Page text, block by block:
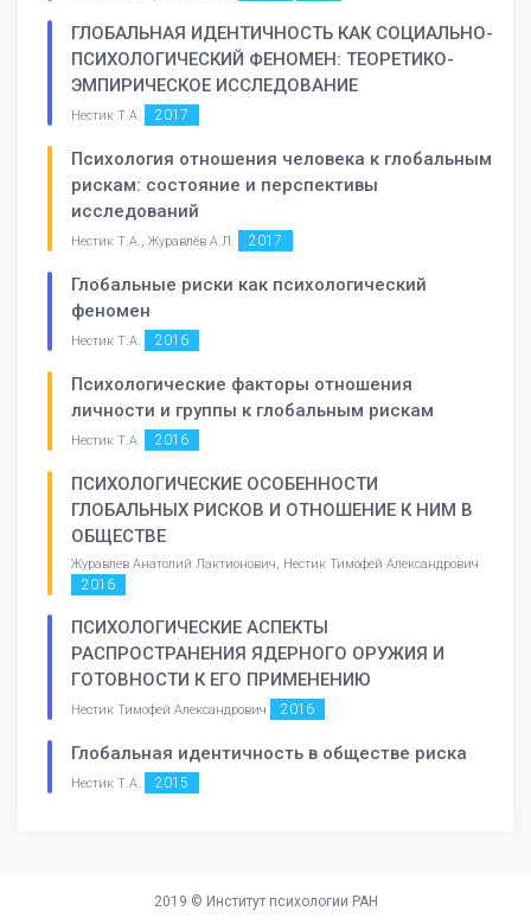
ГЛОБАЛЬНАЯ ИДЕНТИЧНОСТЬ КАК СОЦИАЛЬНО-
ПСИХОЛОГИЧЕСКИЙ ФЕНОМЕН: ТЕОРЕТИКО-
ЭМПИРИЧЕСКОЕ ИССЛЕДОВАНИЕ
Нестик Т.А. 2017
Психология отношения человека к глобальным
рискам: состояние и перспективы
исследований
Нестик Т.А., Журавлёв А.Л. 2017
Глобальные риски как психологический
феномен
Нестик Т.А. 2016
Психологические факторы отношения
личности и группы к глобальным рискам
Нестик Т.А. 2016
ПСИХОЛОГИЧЕСКИЕ ОСОБЕННОСТИ
ГЛОБАЛЬНЫХ РИСКОВ И ОТНОШЕНИЕ К НИМ В
ОБЩЕСТВЕ
Журавлев Анатолий Лактионович, Нестик Тимофей Александрович
2016
ПСИХОЛОГИЧЕСКИЕ АСПЕКТЫ
РАСПРОСТРАНЕНИЯ ЯДЕРНОГО ОРУЖИЯ И
ГОТОВНОСТИ К ЕГО ПРИМЕНЕНИЮ
Нестик Тимофей Александрович 2016
Глобальная идентичность в обществе риска
Нестик Т.А. 2015
2019 © Институт психологии РАН